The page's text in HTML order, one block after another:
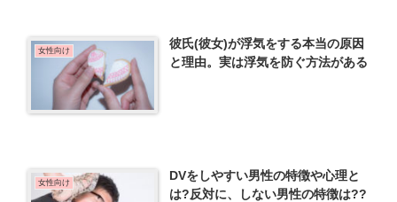
女性向け
彼氏(彼女)が浮気をする本当の原因
と理由。実は浮気を防ぐ方法がある
女性向け
DVをしやすい男性の特徴や心理と
は?反対に、しない男性の特徴は??